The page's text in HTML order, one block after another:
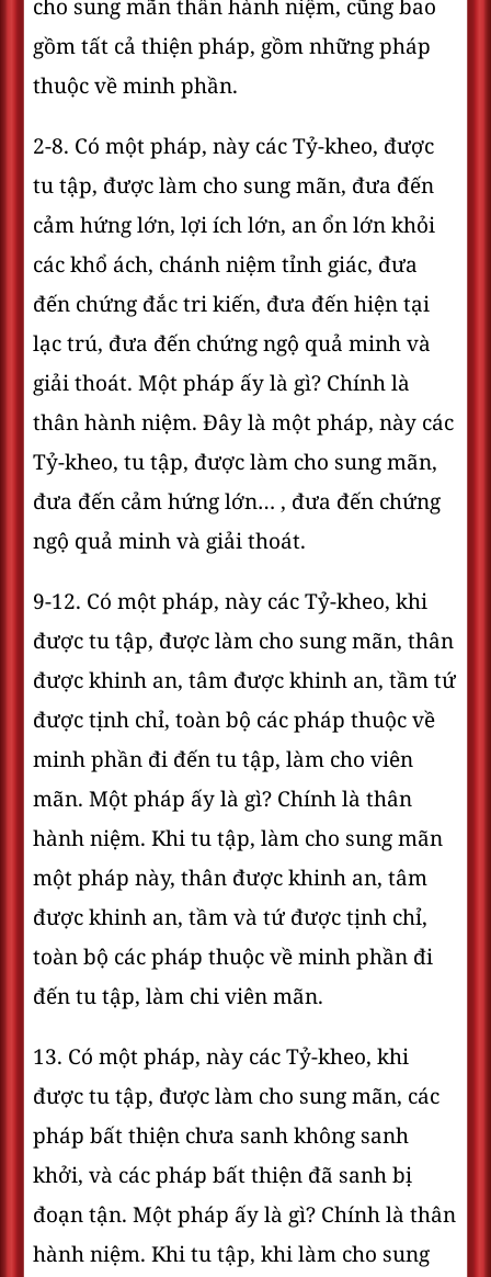
cho sung mãn thân hành niệm, cũng bao
gồm tất cả thiện pháp, gồm những pháp
thuộc về minh phần.
2-8. Có một pháp, này các Tỷ-kheo, được
tu tập, được làm cho sung mãn, đưa đến
cảm hứng lớn, lợi ích lớn, an ổn lớn khỏi
các khổ ách, chánh niệm tỉnh giác, đưa
đến chứng đắc tri kiến, đưa đến hiện tại
lạc trú, đưa đến chứng ngộ quả minh và
giải thoát. Một pháp ấy là gì? Chính là
thân hành niệm. Ðây là một pháp, này các
Tỷ-kheo, tu tập, được làm cho sung mãn,
đưa đến cảm hứng lớn… , đưa đến chứng
ngộ quả minh và giải thoát.
9-12. Có một pháp, này các Tỷ-kheo, khi
được tu tập, được làm cho sung mãn, thân
được khinh an, tâm được khinh an, tầm tứ
được tịnh chỉ, toàn bộ các pháp thuộc về
minh phần đi đến tu tập, làm cho viên
mãn. Một pháp ấy là gì? Chính là thân
hành niệm. Khi tu tập, làm cho sung mãn
một pháp này, thân được khinh an, tâm
được khinh an, tầm và tứ được tịnh chỉ,
toàn bộ các pháp thuộc về minh phần đi
đến tu tập, làm chi viên mãn.
13. Có một pháp, này các Tỷ-kheo, khi
được tu tập, được làm cho sung mãn, các
pháp bất thiện chưa sanh không sanh
khởi, và các pháp bất thiện đã sanh bị
đoạn tận. Một pháp ấy là gì? Chính là thân
hành niệm. Khi tu tập, khi làm cho sung